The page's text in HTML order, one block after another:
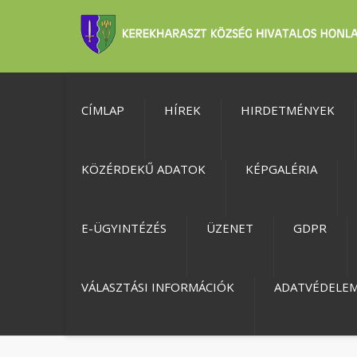
CÍMLAP HÍREK HIRDETMÉNYEK
KÖZÉRDEKŰ ADATOK KÉPGALÉRIA
E-ÜGYINTÉZÉS ÜZENET GDPR
VÁLASZTÁSI INFORMÁCIÓK